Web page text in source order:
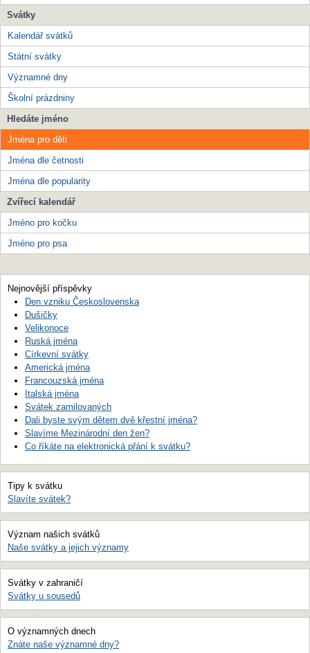
Svátky
Kalendář svátků
Státní svátky
Významné dny
Školní prázdniny
Hledáte jméno
Jména pro děti
Jména dle četnosti
Jména dle popularity
Zvířecí kalendář
Jméno pro kočku
Jméno pro psa
Nejnovější příspěvky
Den vzniku Československa
Dušičky
Velikonoce
Ruská jména
Církevní svátky
Americká jména
Francouzská jména
Italská jména
Svátek zamilovaných
Dali byste svým dětem dvě křestní jména?
Slavíme Mezinárodní den žen?
Co říkáte na elektronická přání k svátku?
Tipy k svátku
Slavíte svátek?
Význam našich svátků
Naše svátky a jejich významy
Svátky v zahraničí
Svátky u sousedů
O významných dnech
Znáte naše významné dny?